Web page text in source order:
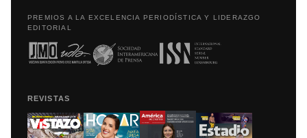
PREMIOS A LA EXCELENCIA PERIODÍSTICA Y LIDERAZGO
EDITORIAL
REVISTAS